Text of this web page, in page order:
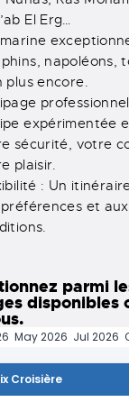
El Erg…
napoléons,
plus encore.
expérimentée
sécurité, votre
plaisir.
: Un
et
parmi
disponibles